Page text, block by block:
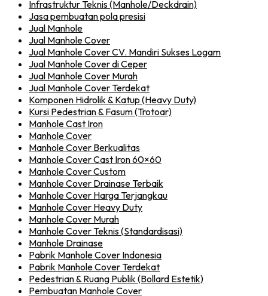
Infrastruktur Teknis (Manhole/Deckdrain)
Jasa pembuatan pola presisi
Jual Manhole
Jual Manhole Cover
Jual Manhole Cover CV. Mandiri Sukses Logam
Jual Manhole Cover di Ceper
Jual Manhole Cover Murah
Jual Manhole Cover Terdekat
Komponen Hidrolik & Katup (Heavy Duty)
Kursi Pedestrian & Fasum (Trotoar)
Manhole Cast Iron
Manhole Cover
Manhole Cover Berkualitas
Manhole Cover Cast Iron 60×60
Manhole Cover Custom
Manhole Cover Drainase Terbaik
Manhole Cover Harga Terjangkau
Manhole Cover Heavy Duty
Manhole Cover Murah
Manhole Cover Teknis (Standardisasi)
Manhole Drainase
Pabrik Manhole Cover Indonesia
Pabrik Manhole Cover Terdekat
Pedestrian & Ruang Publik (Bollard Estetik)
Pembuatan Manhole Cover